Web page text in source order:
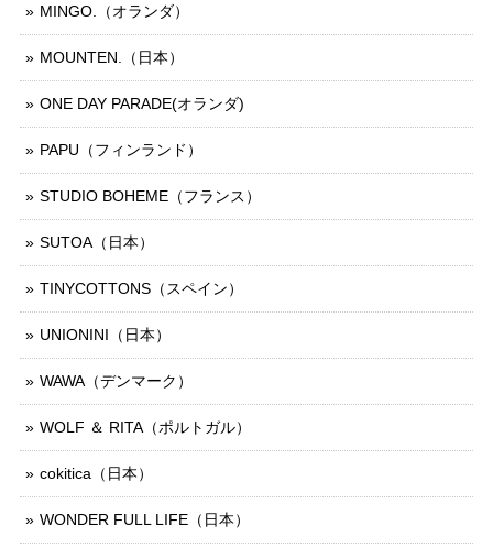
MINGO.（オランダ）
MOUNTEN.（日本）
ONE DAY PARADE(オランダ)
PAPU（フィンランド）
STUDIO BOHEME（フランス）
SUTOA（日本）
TINYCOTTONS（スペイン）
UNIONINI（日本）
WAWA（デンマーク）
WOLF ＆ RITA（ポルトガル）
cokitica（日本）
WONDER FULL LIFE（日本）